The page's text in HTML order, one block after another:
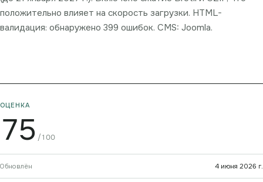
положительно влияет на скорость загрузки. HTML-
валидация: обнаружено 399 ошибок. CMS: Joomla.
ОЦЕНКА
75 /100
Обновлён 4 июня 2026 г.